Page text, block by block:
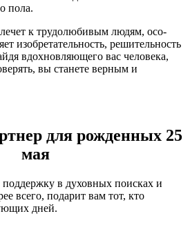
пола.
к трудолюбивым людям, осо­
изобретатель­ность, решительность
вдохновляющего вас человека,
вы станете вер­ным и
для рожденных 25
мая
в ду­ховных поисках и
всего, подарит вам тот, кто
дней.